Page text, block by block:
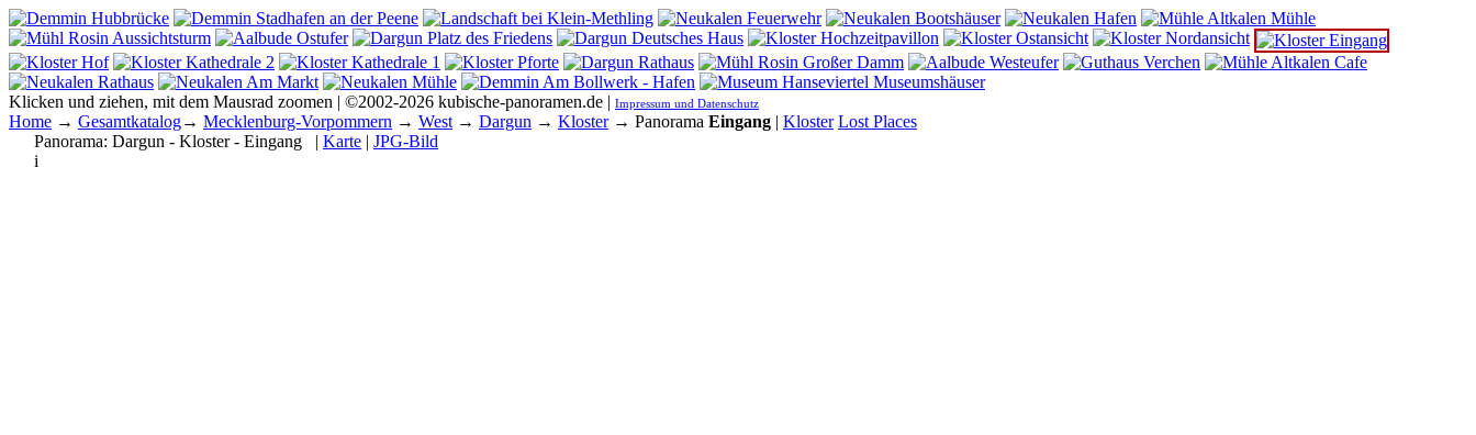
Klicken und ziehen, mit dem Mausrad zoomen | ©2002-2026 kubische-panoramen.de | Impressum und Datenschutz
Home → Gesamtkatalog→ Mecklenburg-Vorpommern → West → Dargun → Kloster→ Panorama Eingang | Kloster Lost Places
Panorama: Dargun - Kloster - Eingang | Karte | JPG-Bild
i